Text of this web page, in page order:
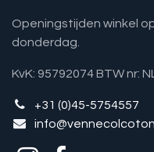
Openingstijden winkel
donderdag.
KvK: 95792074 BTW nr:
+31 (0)45-5754557